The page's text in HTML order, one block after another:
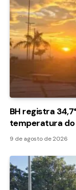
BH registra
temperatura do
9 de agosto de 2026